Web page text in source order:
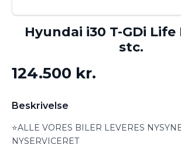
Hyundai i30 T-GDi
stc.
124.500 kr.
Beskrivelse
⭐ALLE VORES BILER LEVERES
NYSERVICERET